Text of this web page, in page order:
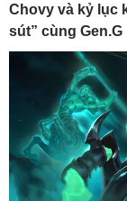
Chovy và kỷ lục
sút” cùng Gen.G